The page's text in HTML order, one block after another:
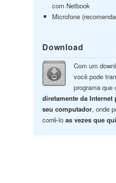
com Netbook
Microfone
Download
Com um
você pode
programa que
diretamente da Internet
seu computador, onde
corrê-lo as vezes que